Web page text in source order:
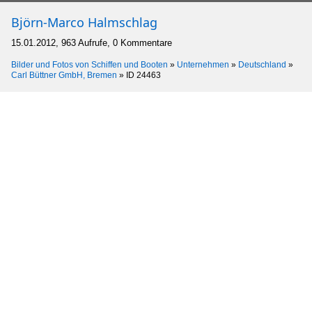
Björn-Marco Halmschlag
15.01.2012, 963 Aufrufe, 0 Kommentare
Bilder und Fotos von Schiffen und Booten » Unternehmen » Deutschland »
Carl Büttner GmbH, Bremen » ID 24463